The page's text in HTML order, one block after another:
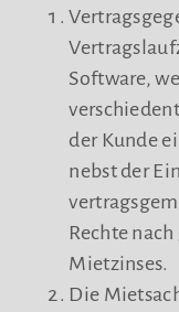
Software,
der Kunde
nebst der
Rechte
Mietzinses.
Die